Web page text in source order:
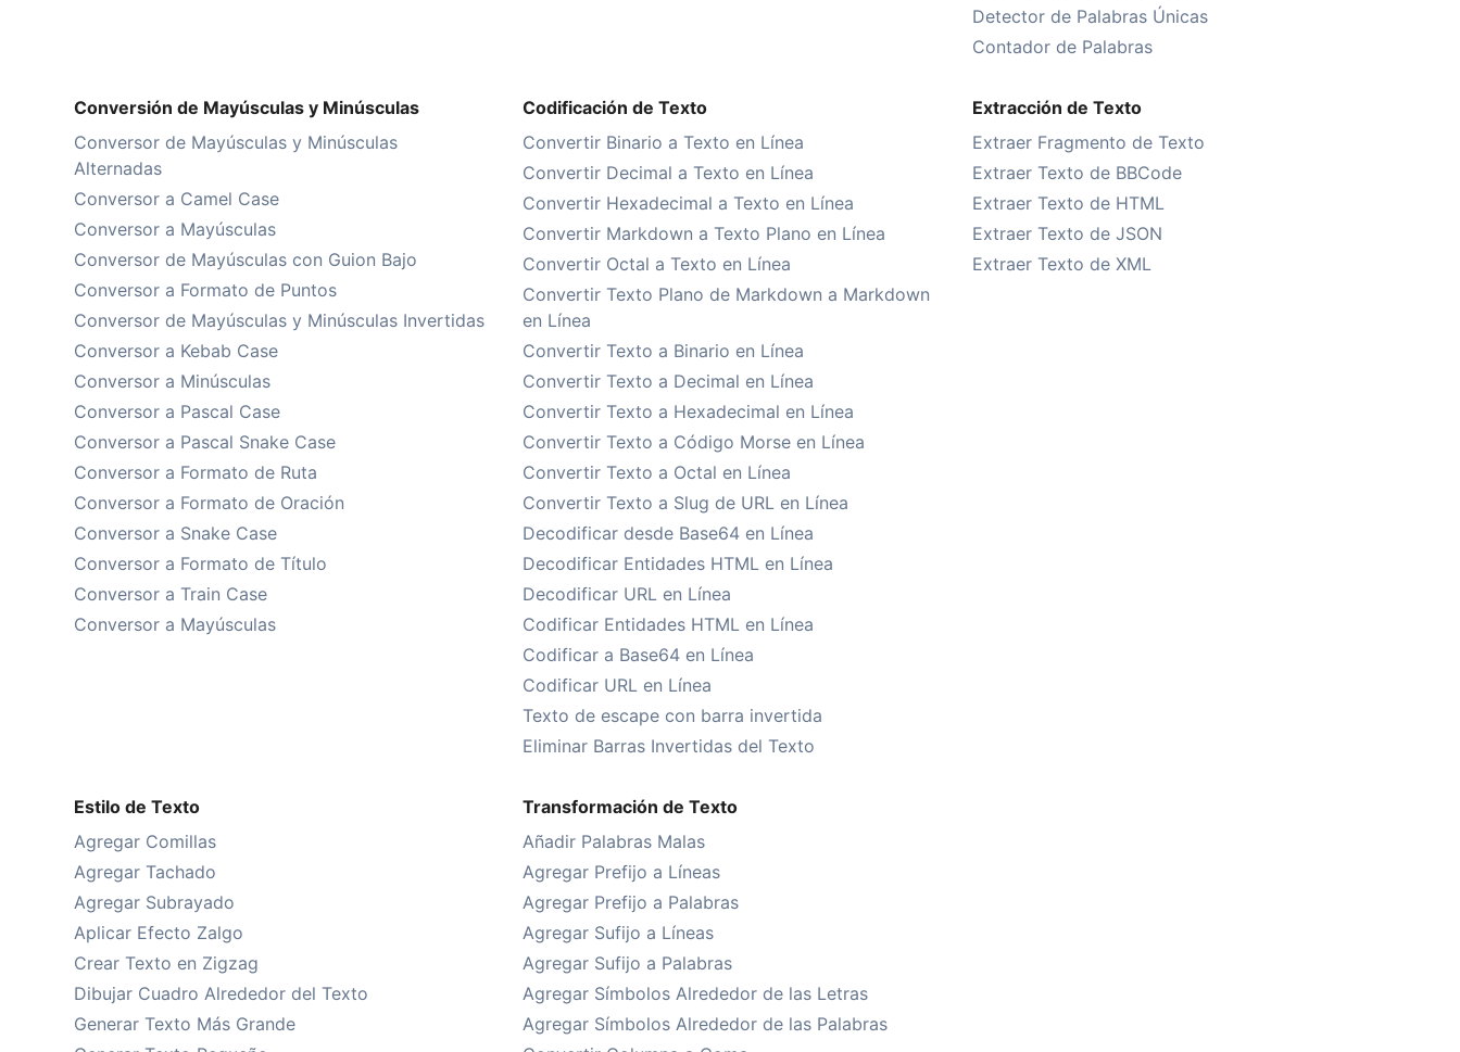
Detector de Palabras Únicas
Contador de Palabras
Conversión de Mayúsculas y Minúsculas
Conversor de Mayúsculas y Minúsculas
Alternadas
Conversor a Camel Case
Conversor a Mayúsculas
Conversor de Mayúsculas con Guion Bajo
Conversor a Formato de Puntos
Conversor de Mayúsculas y Minúsculas Invertidas
Conversor a Kebab Case
Conversor a Minúsculas
Conversor a Pascal Case
Conversor a Pascal Snake Case
Conversor a Formato de Ruta
Conversor a Formato de Oración
Conversor a Snake Case
Conversor a Formato de Título
Conversor a Train Case
Conversor a Mayúsculas
Codificación de Texto
Convertir Binario a Texto en Línea
Convertir Decimal a Texto en Línea
Convertir Hexadecimal a Texto en Línea
Convertir Markdown a Texto Plano en Línea
Convertir Octal a Texto en Línea
Convertir Texto Plano de Markdown a Markdown
en Línea
Convertir Texto a Binario en Línea
Convertir Texto a Decimal en Línea
Convertir Texto a Hexadecimal en Línea
Convertir Texto a Código Morse en Línea
Convertir Texto a Octal en Línea
Convertir Texto a Slug de URL en Línea
Decodificar desde Base64 en Línea
Decodificar Entidades HTML en Línea
Decodificar URL en Línea
Codificar Entidades HTML en Línea
Codificar a Base64 en Línea
Codificar URL en Línea
Texto de escape con barra invertida
Eliminar Barras Invertidas del Texto
Extracción de Texto
Extraer Fragmento de Texto
Extraer Texto de BBCode
Extraer Texto de HTML
Extraer Texto de JSON
Extraer Texto de XML
Estilo de Texto
Agregar Comillas
Agregar Tachado
Agregar Subrayado
Aplicar Efecto Zalgo
Crear Texto en Zigzag
Dibujar Cuadro Alrededor del Texto
Generar Texto Más Grande
Transformación de Texto
Añadir Palabras Malas
Agregar Prefijo a Líneas
Agregar Prefijo a Palabras
Agregar Sufijo a Líneas
Agregar Sufijo a Palabras
Agregar Símbolos Alrededor de las Letras
Agregar Símbolos Alrededor de las Palabras